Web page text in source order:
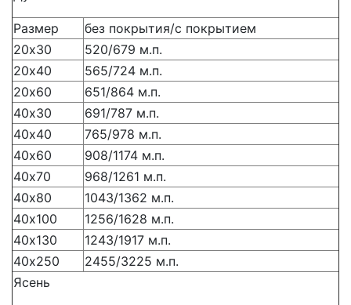
Размер
без покрытия/с покрытием
20х30
520/679 м.п.
20х40
565/724 м.п.
20х60
651/864 м.п.
40х30
691/787 м.п.
40х40
765/978 м.п.
40х60
908/1174 м.п.
40х70
968/1261 м.п.
40х80
1043/1362 м.п.
40х100
1256/1628 м.п.
40х130
1243/1917 м.п.
40х250
2455/3225 м.п.
Ясень